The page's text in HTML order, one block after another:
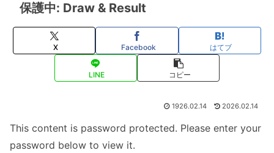
保護中: Draw & Result
X Facebook はてブ
LINE コピー
1926.02.14 2026.02.14
This content is password protected. Please enter your
password below to view it.